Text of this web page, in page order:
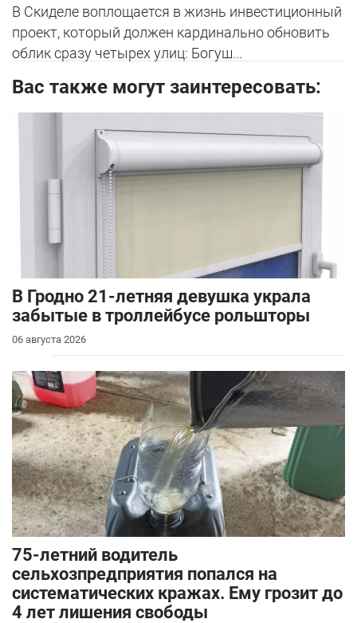
В Скиделе воплощается в жизнь инвестиционный
проект, который должен кардинально обновить
облик сразу четырех улиц: Богуш...
Вас также могут заинтересовать:
В Гродно 21-летняя девушка украла
забытые в троллейбусе рольшторы
06 августа 2026
75-летний водитель
сельхозпредприятия попался на
систематических кражах. Ему грозит до
4 лет лишения свободы